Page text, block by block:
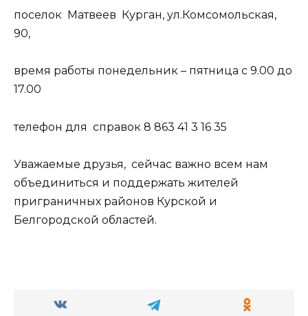
поселок Матвеев Курган, ул.Комсомольская,
90,
время работы понедельник – пятница с 9.00 до
17.00
телефон для справок 8 863 41 3 16 35
Уважаемые друзья, сейчас важно всем нам
объединиться и поддержать жителей
приграничных районов Курской и
Белгородской областей.